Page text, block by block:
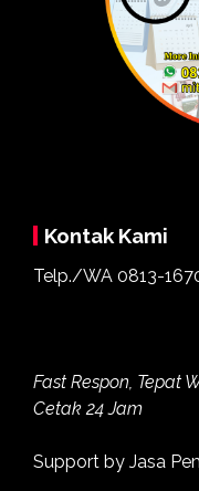
Kontak Kami
Telp./WA 0813-
Fast Respon, Tepat
Cetak 24 Jam
Support by Jasa